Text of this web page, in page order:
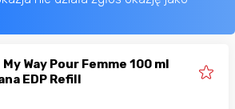
EDP Refill